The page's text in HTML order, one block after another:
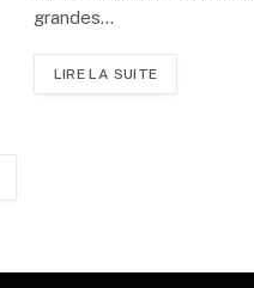
grandes…
LIRE LA SUITE